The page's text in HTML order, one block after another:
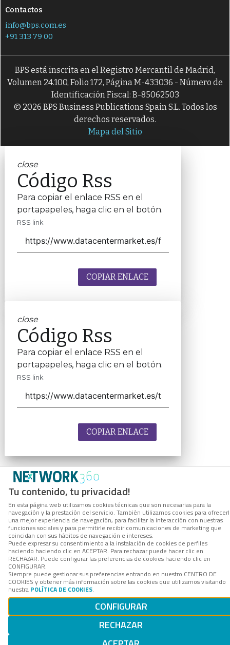
Tu contenido, tu privacidad!
En esta página web utilizamos cookies técnicas que son necesarias para la
navegación y la prestación del servicio. También utilizamos cookies para
una mejor experiencia de navegación, para facilitar la interacción con nuestras
funciones sociales y para permitirle recibir comunicaciones de marketing que
coincidan con sus hábitos de navegación e intereses.
Puede expresar su consentimiento a la instalación de cookies de perfiles
haciendo haciendo clic en ACEPTAR. Para rechazar puede hacer clic en
RECHAZAR. Puede configurar las preferencias de cookies haciendo clic en
CONFIGURAR.
Siempre puede gestionar sus preferencias entrando en nuestro CENTRO DE
COOKIES y obtener más información sobre las cookies que utilizamos visitando
nuestra POLÍTICA DE COOKIES.
CONFIGURAR
RECHAZAR
Contactos
info@bps.com.es
+91 313 79 00
BPS está inscrita en el Registro Mercantil de Madrid,
Volumen 24.100, Folio 172, Página M-433036 - Número de
Identificación Fiscal: B-85062503
© 2026 BPS Business Publications Spain S.L. Todos los
derechos reservados.
Mapa del Sitio
close
Código Rss
Para copiar el enlace RSS en el
portapapeles, haga clic en el botón.
RSS link
COPIAR ENLACE
close
Código Rss
Para copiar el enlace RSS en el
portapapeles, haga clic en el botón.
RSS link
COPIAR ENLACE